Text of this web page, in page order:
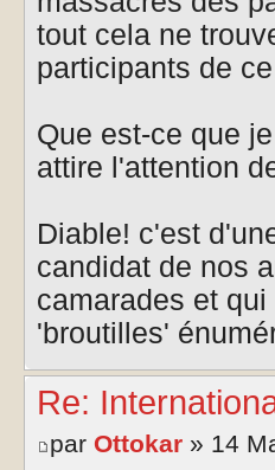
tout cela ne
participants de
Que est-ce que
attire l'attention
Diable! c'est
candidat de nos
camarades et
'broutilles'
Re:
par Ottokar » 14